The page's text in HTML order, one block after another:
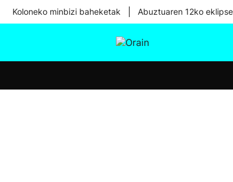
Koloneko minbizi baheketak Abuztuaren 12ko